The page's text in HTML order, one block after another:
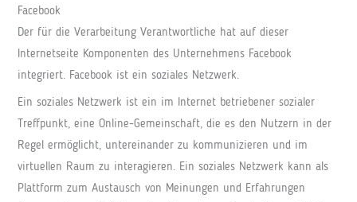
Facebook
Der für die Verarbeitung Verantwortliche hat auf dieser
Internetseite Komponenten des Unternehmens Facebook
integriert. Facebook ist ein soziales Netzwerk.
Ein soziales Netzwerk ist ein im Internet betriebener sozialer
Treffpunkt, eine Online-Gemeinschaft, die es den Nutzern in der
Regel ermöglicht, untereinander zu kommunizieren und im
virtuellen Raum zu interagieren. Ein soziales Netzwerk kann als
Plattform zum Austausch von Meinungen und Erfahrungen